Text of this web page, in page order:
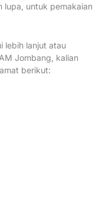
untuk pemakaian
lebih lanjut atau
Jombang, kalian
berikut: